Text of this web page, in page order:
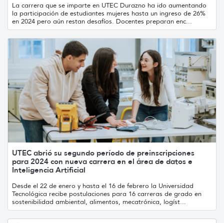
La carrera que se imparte en UTEC Durazno ha ido aumentando
la participación de estudiantes mujeres hasta un ingreso de 26%
en 2024 pero aún restan desafíos. Docentes preparan enc...
UTEC abrió su segundo período de preinscripciones
para 2024 con nueva carrera en el área de datos e
Inteligencia Artificial
Desde el 22 de enero y hasta el 16 de febrero la Universidad
Tecnológica recibe postulaciones para 16 carreras de grado en
sostenibilidad ambiental, alimentos, mecatrónica, logíst...